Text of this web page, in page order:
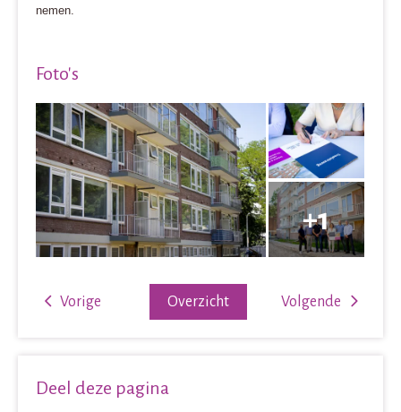
nemen.
Foto's
Volgende
Overzicht
Vorige
Deel deze pagina